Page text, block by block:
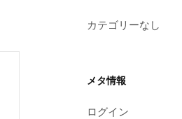
カテゴリーなし
メタ情報
ログイン